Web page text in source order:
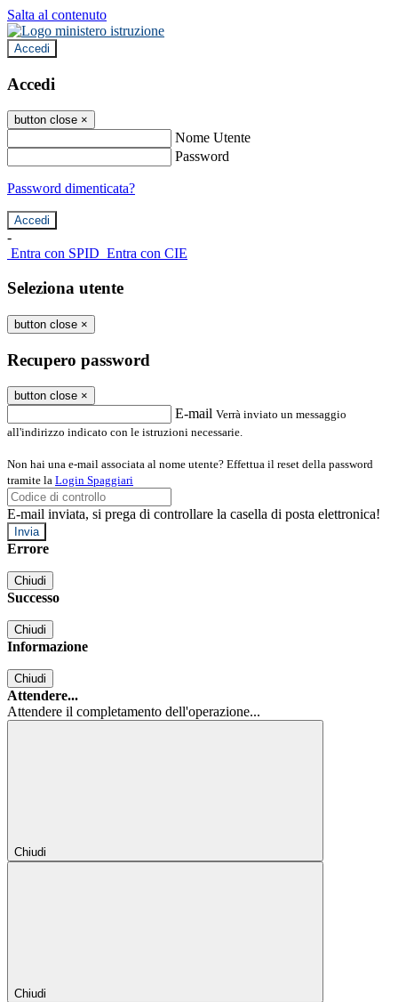
Salta al contenuto
Accedi
Accedi
button close ×
Nome Utente
Password
Password dimenticata?
-
Entra con SPID Entra con CIE
Seleziona utente
button close ×
Recupero password
button close ×
E-mail Verrà inviato un messaggio
all'indirizzo indicato con le istruzioni necessarie.
Non hai una e-mail associata al nome utente? Effettua il reset della password
tramite la Login Spaggiari
E-mail inviata, si prega di controllare la casella di posta elettronica!
Errore
Chiudi
Successo
Chiudi
Informazione
Chiudi
Attendere...
Attendere il completamento dell'operazione...
Chiudi
Chiudi